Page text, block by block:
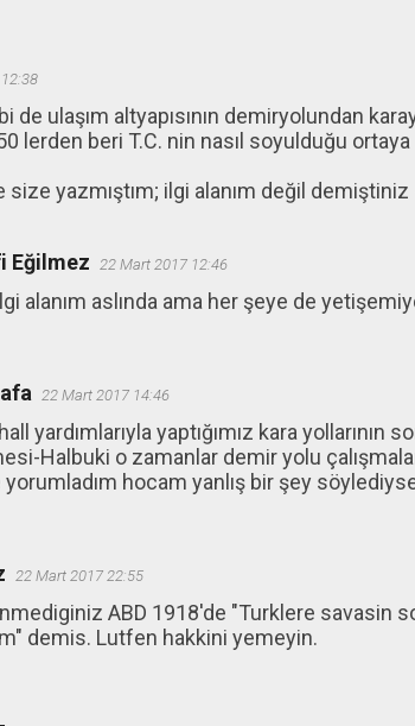
de ulaşım altyapısının demiryolundan
lerden beri T.C. nin nasıl soyulduğu ortaya
size yazmıştım; ilgi alanım değil demiştiniz
Eğilmez
22 Mart 2017 12:46
alanım aslında ama her şeye de
22 Mart 2017 14:46
yardımlarıyla yaptığımız kara yollarının
Halbuki o zamanlar demir yolu
yorumladım hocam yanlış bir şey
22 Mart 2017 22:55
ABD 1918'de "Turklere savasin
demis. Lutfen hakkini yemeyin.